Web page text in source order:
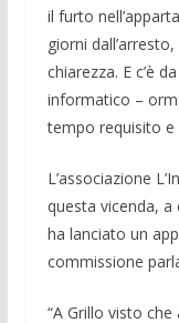
il furto
giorni
chiarezza. E c’è
informatico –
tempo requi­sito e
L’associazione
questa vicenda, a
ha lanciato un
commissione
“A Grillo visto